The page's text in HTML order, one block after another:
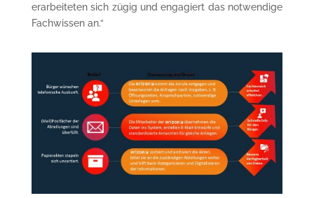
erarbeiteten sich zügig und engagiert das notwendige
Fachwissen an.“